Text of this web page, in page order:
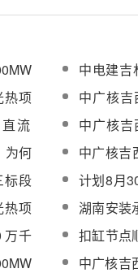
中电建吉
瓦外送项
承包项目
热项
中广核
热器第一
流
中广核
目并网手
为何
中广核吉
器全部安
标段
计划8月
直流
服务分包
热项
结果
湖南安装
热盐作业
万千
扣缸节点
首例高寒
中广核吉